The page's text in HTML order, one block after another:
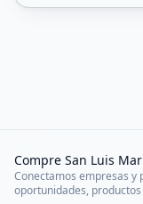
Compre San Luis
Conectamos empresas y
oportunidades,